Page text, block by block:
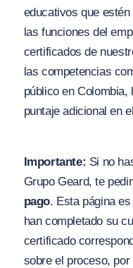
educativos que
las funciones del
certificados de
las competencias
público en
puntaje adicional en
Importante: Si no
Grupo Geard, te
pago. Esta página
han completado su
certificado
sobre el proceso, por